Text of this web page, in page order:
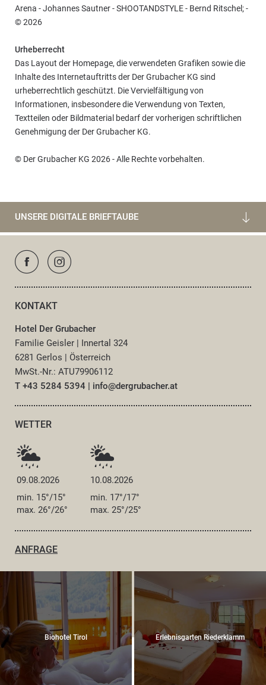
Arena - Johannes Sautner - SHOOTANDSTYLE - Bernd Ritschel; -
© 2026
Urheberrecht
Das Layout der Homepage, die verwendeten Grafiken sowie die
Inhalte des Internetauftritts der Der Grubacher KG sind
urheberrechtlich geschützt. Die Vervielfältigung von
Informationen, insbesondere die Verwendung von Texten,
Textteilen oder Bildmaterial bedarf der vorherigen schriftlichen
Genehmigung der Der Grubacher KG.
© Der Grubacher KG 2026 - Alle Rechte vorbehalten.
UNSERE DIGITALE BRIEFTAUBE
KONTAKT
Hotel Der Grubacher
Familie Geisler | Innertal 324
6281 Gerlos | Österreich
MwSt.-Nr.: ATU79906112
T +43 5284 5394 | info@dergrubacher.at
WETTER
09.08.2026
10.08.2026
min. 15°/15°
max. 26°/26°
min. 17°/17°
max. 25°/25°
ANFRAGE
Biohotel Tirol Erlebnisgarten Riederklamm